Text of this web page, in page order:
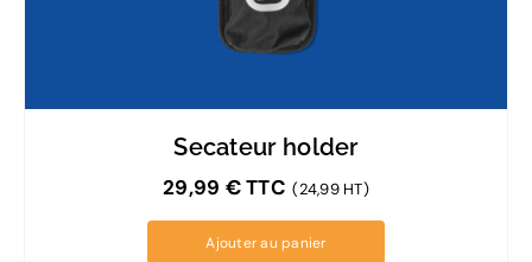
Secateur holder
29,99 €TTC (24,99 HT)
Ajouter au panier